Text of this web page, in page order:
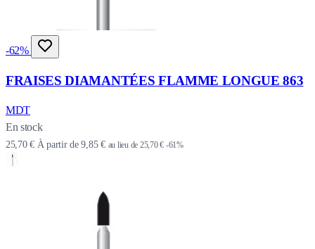
-62%
FRAISES DIAMANTÉES FLAMME LONGUE 863
MDT
En stock
25,70 € À partir de 9,85 € au lieu de 25,70 € -61%